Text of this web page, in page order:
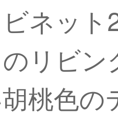
ネッ
リビ
桃色の